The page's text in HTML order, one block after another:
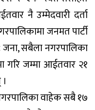
नै उम्मेदवारी दर्ता
जनमत पार्टी
जना, सबैला नगरपालिका
गरि जम्मा आईतवार २१
वाहेक सबै १७